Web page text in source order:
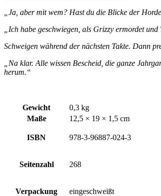
„Ja, aber mit wem? Hast du die Blicke der
„Ich habe geschwiegen, als Grizzy ermordet
Schweigen während der nächsten Takte. Dann
„Na klar. Alle wissen Bescheid, die ganze
herum.“
Gewicht
0,3 kg
Maße
12,5 × 19 × 1,5 cm
ISBN 978-3-96887-024-3
Seitenzahl 268
Verpackung eingeschweißt